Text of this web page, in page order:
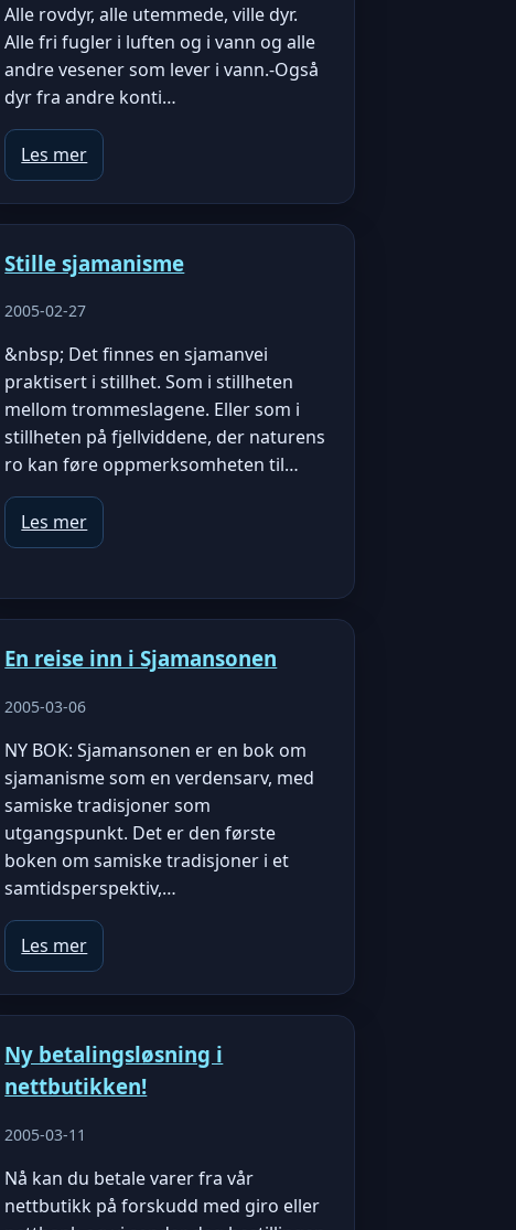
Alle rovdyr, alle utemmede, ville dyr.
Alle fri fugler i luften og i vann og alle
andre vesener som lever i vann.-Også
dyr fra andre konti…
Les mer
Stille sjamanisme
2005-02-27
&nbsp; Det finnes en sjamanvei
praktisert i stillhet. Som i stillheten
mellom trommeslagene. Eller som i
stillheten på fjellviddene, der naturens
ro kan føre oppmerksomheten til…
Les mer
En reise inn i Sjamansonen
2005-03-06
NY BOK: Sjamansonen er en bok om
sjamanisme som en verdensarv, med
samiske tradisjoner som
utgangspunkt. Det er den første
boken om samiske tradisjoner i et
samtidsperspektiv,…
Les mer
Ny betalingsløsning i
nettbutikken!
2005-03-11
Nå kan du betale varer fra vår
nettbutikk på forskudd med giro eller